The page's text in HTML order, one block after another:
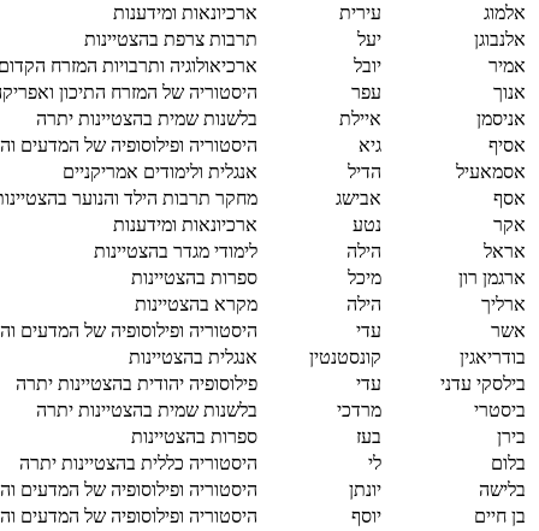
אלמוג
עירית
ארכיונאות ומידענות
אלנבוגן
יעל
תרבות צרפת בהצטיינות
אמיר
יובל
ארכיאולוגיה ותרבויות המזרח
אנוך
עפר
היסטוריה של המזרח התיכון
אניסמן
איילת
בלשנות שמית בהצטיינות יתרה
אסיף
גיא
היסטוריה ופילוסופיה של המדעים
אסמאעיל
הדיל
אנגלית ולימודים אמריקניים
אסף
אבישג
מחקר תרבות הילד והנוער
אקר
נטע
ארכיונאות ומידענות
אראל
הילה
לימודי מגדר בהצטיינות
ארגמן רון
מיכל
ספרות בהצטיינות
ארליך
הילה
מקרא בהצטיינות
אשר
עדי
היסטוריה ופילוסופיה של המדעים
בודריאגין
קונסטנטין
אנגלית בהצטיינות
בילסקי עדני
עדי
פילוסופיה יהודית בהצטיינות יתרה
ביסטרי
מרדכי
בלשנות שמית בהצטיינות יתרה
בירן
בעז
ספרות בהצטיינות
בלום
לי
היסטוריה כללית בהצטיינות יתרה
בלישה
יונתן
היסטוריה ופילוסופיה של המדעים
בן חיים
יוסף
היסטוריה ופילוסופיה של המדעים